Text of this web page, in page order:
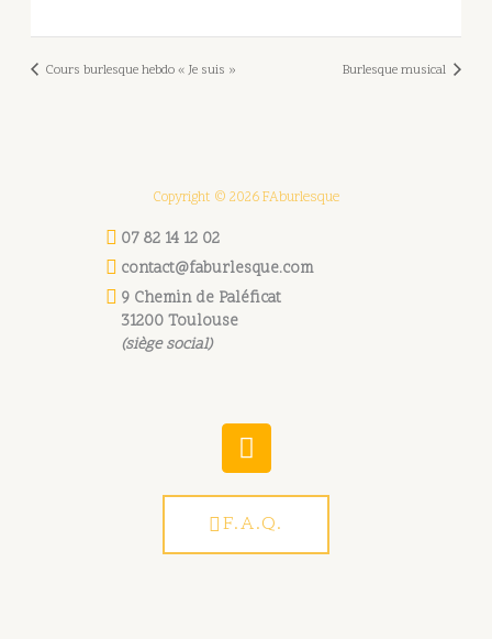
Cours burlesque hebdo « Je suis » Burlesque musical
Copyright © 2026 FAburlesque
07 82 14 12 02
contact@faburlesque.com
9 Chemin de Paléficat
31200 Toulouse
(siège social)
W
h
a
t
s
F.A.Q.